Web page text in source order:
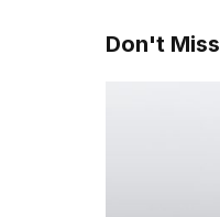
Don't Miss